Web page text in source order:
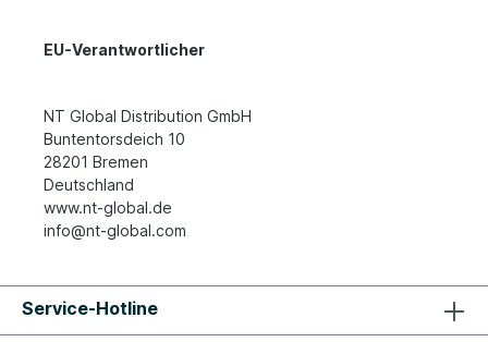
EU-Verantwortlicher
NT Global Distribution GmbH
Buntentorsdeich 10
28201 Bremen
Deutschland
www.nt-global.de
info@nt-global.com
Service-Hotline